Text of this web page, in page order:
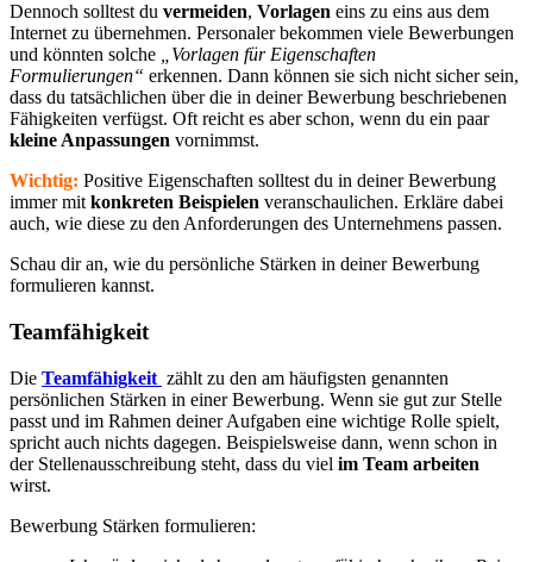
Dennoch solltest du vermeiden, Vorlagen eins zu eins aus dem
Internet zu übernehmen. Personaler bekommen viele Bewerbungen
und könnten solche
„Vorlagen für Eigenschaften
Formulierungen“ erkennen. Dann können sie sich nicht sicher sein,
dass du tatsächlichen über die in deiner Bewerbung beschriebenen
Fähigkeiten verfügst. Oft reicht es aber schon, wenn du ein paar
kleine Anpassungen vornimmst.
Wichtig: Positive Eigenschaften solltest du in deiner Bewerbung
immer mit konkreten Beispielen veranschaulichen. Erkläre dabei
auch, wie diese zu den Anforderungen des Unternehmens passen.
Schau dir an, wie du persönliche Stärken in deiner Bewerbung
formulieren kannst.
Teamfähigkeit
Die Teamfähigkeit zählt zu den am häufigsten genannten
persönlichen Stärken in einer Bewerbung. Wenn sie gut zur Stelle
passt und im Rahmen deiner Aufgaben eine wichtige Rolle spielt,
spricht auch nichts dagegen. Beispielsweise dann, wenn schon in
der Stellenausschreibung steht, dass du viel im Team arbeiten
wirst.
Bewerbung Stärken formulieren: